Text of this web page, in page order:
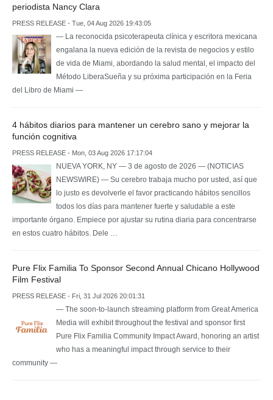
periodista Nancy Clara
PRESS RELEASE - Tue, 04 Aug 2026 19:43:05
— La reconocida psicoterapeuta clínica y escritora mexicana
engalana la nueva edición de la revista de negocios y estilo
de vida de Miami, abordando la salud mental, el impacto del
Método LiberaSueña y su próxima participación en la Feria
del Libro de Miami —
4 hábitos diarios para mantener un cerebro sano y mejorar la
función cognitiva
PRESS RELEASE - Mon, 03 Aug 2026 17:17:04
NUEVA YORK, NY — 3 de agosto de 2026 — (NOTICIAS
NEWSWIRE) — Su cerebro trabaja mucho por usted, así que
lo justo es devolverle el favor practicando hábitos sencillos
todos los días para mantener fuerte y saludable a este
importante órgano. Empiece por ajustar su rutina diaria para concentrarse
en estos cuatro hábitos. Dele …
Pure Flix Familia To Sponsor Second Annual Chicano Hollywood
Film Festival
PRESS RELEASE - Fri, 31 Jul 2026 20:01:31
— The soon-to-launch streaming platform from Great America
Media will exhibit throughout the festival and sponsor first
Pure Flix Familia Community Impact Award, honoring an artist
who has a meaningful impact through service to their
community —